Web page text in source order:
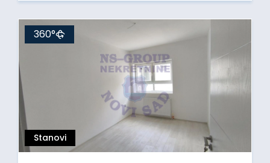
Stanovi
360°